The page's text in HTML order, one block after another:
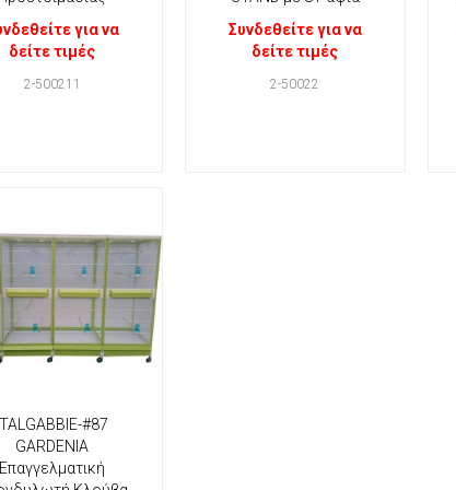
για να
δείτε τιμές
2-500211
Συνδεθείτε για να
δείτε τιμές
2-50022
#87
GARDENIA
Επαγγελματική